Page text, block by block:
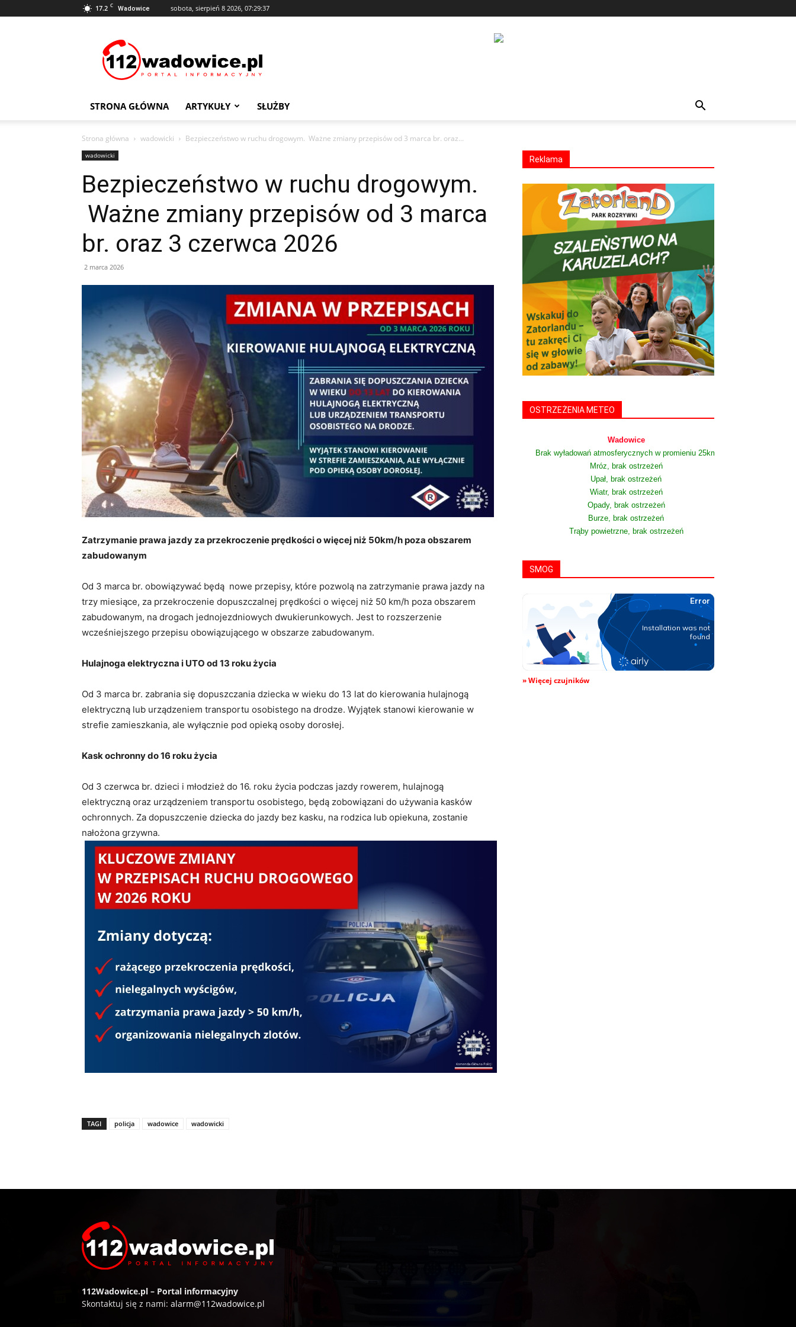
17.2 C Wadowice sobota, sierpień 8 2026, 07:29:37
STRONA GŁÓWNA ARTYKUŁY SŁUŻBY
Strona główna wadowicki Bezpieczeństwo w ruchu drogowym. Ważne zmiany przepisów od 3 marca br. oraz...
wadowicki
Bezpieczeństwo w ruchu drogowym.
Ważne zmiany przepisów od 3 marca
br. oraz 3 czerwca 2026
2 marca 2026
Zatrzymanie prawa jazdy za przekroczenie prędkości o więcej niż 50km/h poza obszarem
zabudowanym
Od 3 marca br. obowiązywać będą nowe przepisy, które pozwolą na zatrzymanie prawa jazdy na
trzy miesiące, za przekroczenie dopuszczalnej prędkości o więcej niż 50 km/h poza obszarem
zabudowanym, na drogach jednojezdniowych dwukierunkowych. Jest to rozszerzenie
wcześniejszego przepisu obowiązującego w obszarze zabudowanym.
Hulajnoga elektryczna i UTO od 13 roku życia
Od 3 marca br. zabrania się dopuszczania dziecka w wieku do 13 lat do kierowania hulajnogą
elektryczną lub urządzeniem transportu osobistego na drodze. Wyjątek stanowi kierowanie w
strefie zamieszkania, ale wyłącznie pod opieką osoby dorosłej.
Kask ochronny do 16 roku życia
Od 3 czerwca br. dzieci i młodzież do 16. roku życia podczas jazdy rowerem, hulajnogą
elektryczną oraz urządzeniem transportu osobistego, będą zobowiązani do używania kasków
ochronnych. Za dopuszczenie dziecka do jazdy bez kasku, na rodzica lub opiekuna, zostanie
nałożona grzywna.
TAGI policja wadowice wadowicki
Reklama
OSTRZEŻENIA METEO
Wadowice
Brak wyładowań atmosferycznych w promieniu 25km
Mróz, brak ostrzeżeń
Upał, brak ostrzeżeń
Wiatr, brak ostrzeżeń
Opady, brak ostrzeżeń
Burze, brak ostrzeżeń
Trąby powietrzne, brak ostrzeżeń
SMOG
» Więcej czujników
112Wadowice.pl – Portal informacyjny
Skontaktuj się z nami: alarm@112wadowice.pl